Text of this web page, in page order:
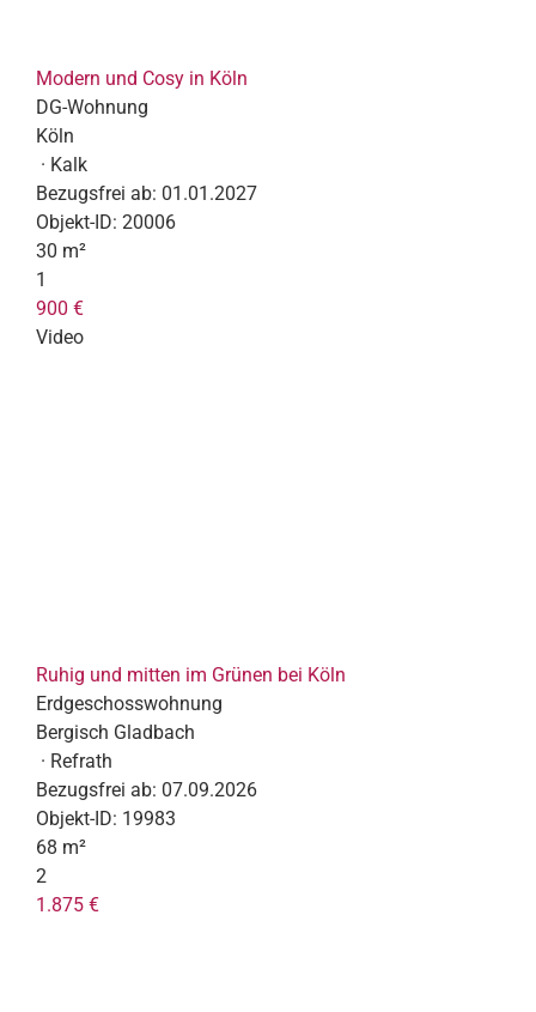
Modern und Cosy in Köln
DG-Wohnung
Köln
· Kalk
Bezugsfrei ab: 01.01.2027
Objekt-ID: 20006
30 m²
1
900 €
Video
Ruhig und mitten im Grünen bei Köln
Erdgeschosswohnung
Bergisch Gladbach
· Refrath
Bezugsfrei ab: 07.09.2026
Objekt-ID: 19983
68 m²
2
1.875 €